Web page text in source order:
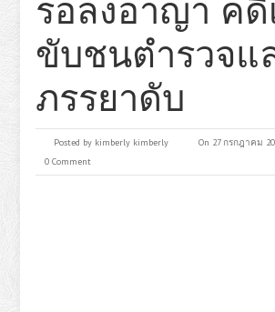
รอลงอาญา คดี
ขับชนตำรวจแ
ภรรยาดับ
Posted by kimberly kimberly On 27 กรกฎาคม
0 Comment